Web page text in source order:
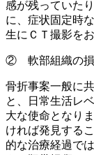
感が残っていた
に、症状固定時
生にＣＴ撮影を
② 軟部組織の損
骨折事案一般に
と、日常生活レ
大な使命となり
ければ発見する
的な治療経過で